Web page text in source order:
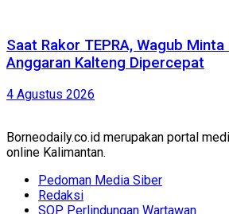
Saat Rakor TEPRA, Wagub
Anggaran Kalteng Dipercepat
4 Agustus 2026
Borneodaily.co.id merupakan portal
online Kalimantan.
Pedoman Media Siber
Redaksi
SOP Perlindungan Wartawan